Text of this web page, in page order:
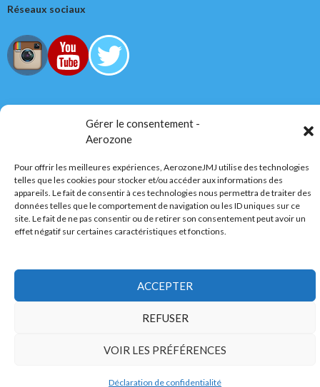
Gérer le consentement -
Aerozone
Pour offrir les meilleures expériences, AerozoneJMJ utilise des technologies
telles que les cookies pour stocker et/ou accéder aux informations des
appareils. Le fait de consentir à ces technologies nous permettra de traiter des
données telles que le comportement de navigation ou les ID uniques sur ce
site. Le fait de ne pas consentir ou de retirer son consentement peut avoir un
effet négatif sur certaines caractéristiques et fonctions.
ACCEPTER
REFUSER
VOIR LES PRÉFÉRENCES
Déclaration de confidentialité
Réseaux sociaux
Tous droits réservés
Politique de confidentialité Fièrement propulsé par WordPress